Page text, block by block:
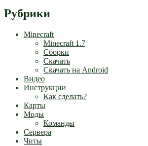
Рубрики
Minecraft
Minecraft 1.7
Сборки
Скачать
Скачать на Android
Видео
Инструкции
Как сделать?
Карты
Моды
Команды
Сервера
Читы